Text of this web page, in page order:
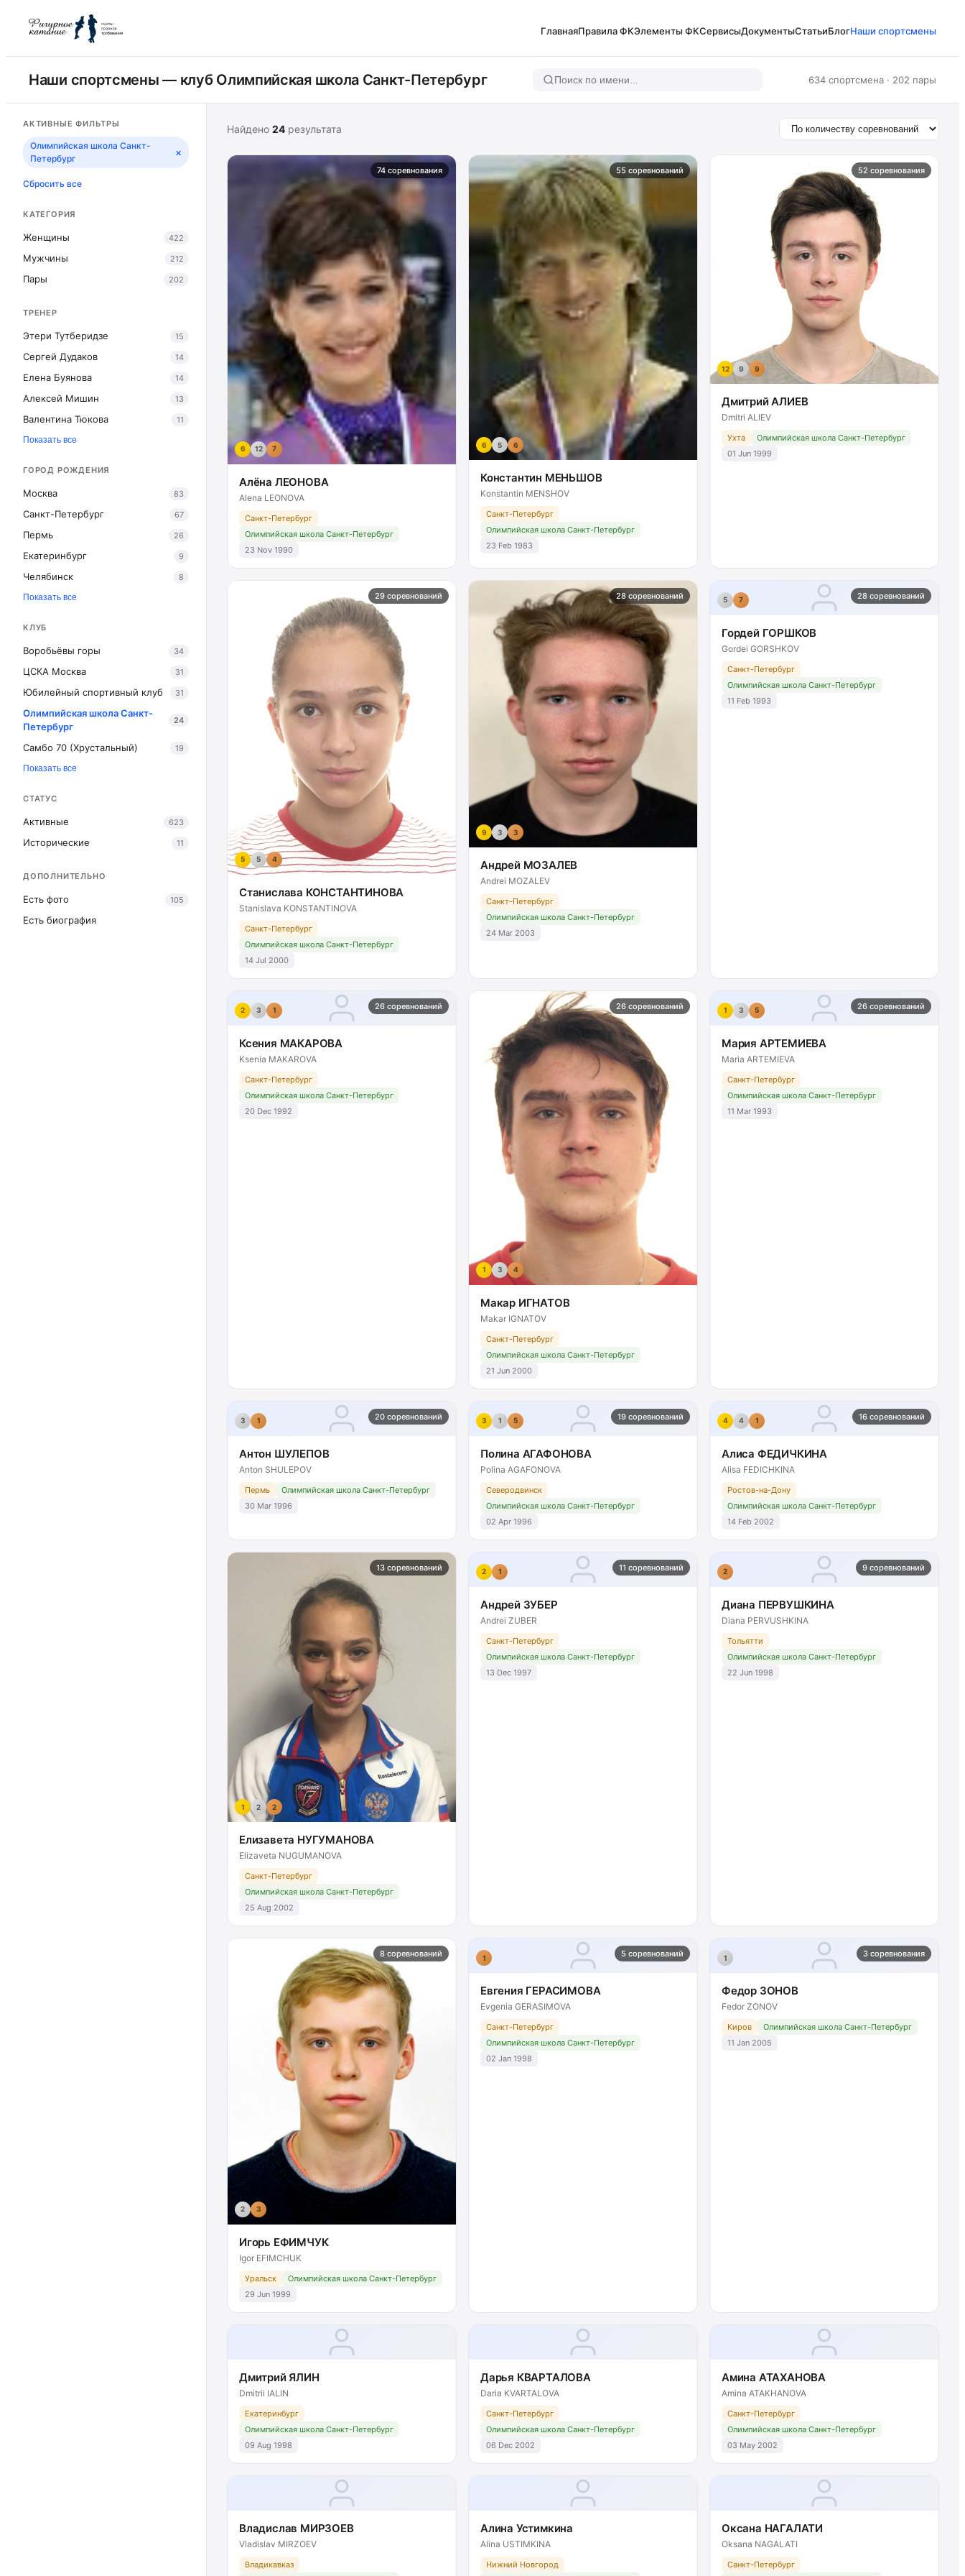
ГлавнаяПравила ФКЭлементы ФКСервисыДокументыСтатьиБлогНаши спортсмены
Наши спортсмены — клуб Олимпийская школа Санкт-Петербург 634 спортсмена · 202 пары
АКТИВНЫЕ ФИЛЬТРЫ
Олимпийская школа Санкт-
Петербург
×
Сбросить все
КАТЕГОРИЯ
Женщины 422
Мужчины 212
Пары 202
ТРЕНЕР
Этери Тутберидзе 15
Сергей Дудаков 14
Елена Буянова 14
Алексей Мишин 13
Валентина Тюкова 11
Показать все
ГОРОД РОЖДЕНИЯ
Москва 83
Санкт-Петербург 67
Пермь 26
Екатеринбург 9
Челябинск 8
Показать все
КЛУБ
Воробьёвы горы 34
ЦСКА Москва 31
Юбилейный спортивный клуб 31
Олимпийская школа Санкт-
Петербург
24
Самбо 70 (Хрустальный) 19
Показать все
СТАТУС
Активные 623
Исторические 11
ДОПОЛНИТЕЛЬНО
Есть фото 105
Есть биография
Найдено 24 результата
74 соревнования
6 12 7
Алёна ЛЕОНОВА
Alena LEONOVA
Санкт-Петербург
Олимпийская школа Санкт-Петербург
23 Nov 1990
55 соревнований
6 5 6
Константин МЕНЬШОВ
Konstantin MENSHOV
Санкт-Петербург
Олимпийская школа Санкт-Петербург
23 Feb 1983
52 соревнования
12 9 9
Дмитрий АЛИЕВ
Dmitri ALIEV
Ухта
Олимпийская школа Санкт-Петербург
01 Jun 1999
29 соревнований
5 5 4
Станислава КОНСТАНТИНОВА
Stanislava KONSTANTINOVA
Санкт-Петербург
Олимпийская школа Санкт-Петербург
14 Jul 2000
28 соревнований
9 3 3
Андрей МОЗАЛЕВ
Andrei MOZALEV
Санкт-Петербург
Олимпийская школа Санкт-Петербург
24 Mar 2003
28 соревнований
5 7
Гордей ГОРШКОВ
Gordei GORSHKOV
Санкт-Петербург
Олимпийская школа Санкт-Петербург
11 Feb 1993
26 соревнований
2 3 1
Ксения МАКАРОВА
Ksenia MAKAROVA
Санкт-Петербург
Олимпийская школа Санкт-Петербург
20 Dec 1992
26 соревнований
1 3 4
Макар ИГНАТОВ
Makar IGNATOV
Санкт-Петербург
Олимпийская школа Санкт-Петербург
21 Jun 2000
26 соревнований
1 3 5
Мария АРТЕМИЕВА
Maria ARTEMIEVA
Санкт-Петербург
Олимпийская школа Санкт-Петербург
11 Mar 1993
20 соревнований
3 1
Антон ШУЛЕПОВ
Anton SHULEPOV
Пермь
Олимпийская школа Санкт-Петербург
30 Mar 1996
19 соревнований
3 1 5
Полина АГАФОНОВА
Polina AGAFONOVA
Северодвинск
Олимпийская школа Санкт-Петербург
02 Apr 1996
16 соревнований
4 4 1
Алиса ФЕДИЧКИНА
Alisa FEDICHKINA
Ростов-на-Дону
Олимпийская школа Санкт-Петербург
14 Feb 2002
13 соревнований
1 2 2
Елизавета НУГУМАНОВА
Elizaveta NUGUMANOVA
Санкт-Петербург
Олимпийская школа Санкт-Петербург
25 Aug 2002
11 соревнований
2 1
Андрей ЗУБЕР
Andrei ZUBER
Санкт-Петербург
Олимпийская школа Санкт-Петербург
13 Dec 1997
9 соревнований
2
Диана ПЕРВУШКИНА
Diana PERVUSHKINA
Тольятти
Олимпийская школа Санкт-Петербург
22 Jun 1998
8 соревнований
2 3
Игорь ЕФИМЧУК
Igor EFIMCHUK
Уральск
Олимпийская школа Санкт-Петербург
29 Jun 1999
5 соревнований
1
Евгения ГЕРАСИМОВА
Evgenia GERASIMOVA
Санкт-Петербург
Олимпийская школа Санкт-Петербург
02 Jan 1998
3 соревнования
1
Федор ЗОНОВ
Fedor ZONOV
Киров
Олимпийская школа Санкт-Петербург
11 Jan 2005
Дмитрий ЯЛИН
Dmitrii IALIN
Екатеринбург
Олимпийская школа Санкт-Петербург
09 Aug 1998
Дарья КВАРТАЛОВА
Daria KVARTALOVA
Санкт-Петербург
Олимпийская школа Санкт-Петербург
06 Dec 2002
Амина АТАХАНОВА
Amina ATAKHANOVA
Санкт-Петербург
Олимпийская школа Санкт-Петербург
03 May 2002
Владислав МИРЗОЕВ
Vladislav MIRZOEV
Владикавказ
Алина Устимкина
Alina USTIMKINA
Нижний Новгород
Оксана НАГАЛАТИ
Oksana NAGALATI
Санкт-Петербург